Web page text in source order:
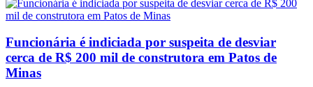
Funcionária é indiciada por suspeita de desviar
cerca de R$ 200 mil de construtora em Patos de
Minas